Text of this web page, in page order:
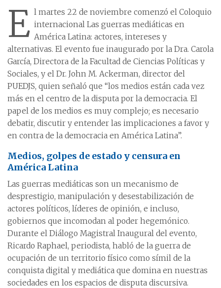
E l martes 22 de noviembre comenzó el Coloquio
internacional Las guerras mediáticas en
América Latina: actores, intereses y
alternativas. El evento fue inaugurado por la Dra. Carola
García, Directora de la Facultad de Ciencias Políticas y
Sociales, y el Dr. John M. Ackerman, director del
PUEDJS, quien señaló que “los medios están cada vez
más en el centro de la disputa por la democracia. El
papel de los medios es muy complejo; es necesario
debatir, discutir y entender las implicaciones a favor y
en contra de la democracia en América Latina”.
Medios, golpes de estado y censura en
América Latina
Las guerras mediáticas son un mecanismo de
desprestigio, manipulación y desestabilización de
actores políticos, líderes de opinión, e incluso,
gobiernos que incomodan al poder hegemónico.
Durante el Diálogo Magistral Inaugural del evento,
Ricardo Raphael, periodista, habló de la guerra de
ocupación de un territorio físico como símil de la
conquista digital y mediática que domina en nuestras
sociedades en los espacios de disputa discursiva.